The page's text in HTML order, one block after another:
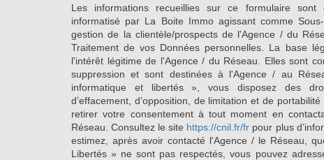
Les informations recueillies sur ce formulaire sont
informatisé par La Boite Immo agissant comme
gestion de la clientèle/prospects de l'Agence / du
Traitement de vos Données personnelles. La base
l'intérêt légitime de l'Agence / du Réseau. Elles sont
suppression et sont destinées à l'Agence / au
informatique et libertés », vous disposez des
d’effacement, d’opposition, de limitation et de
retirer votre consentement à tout moment en
Réseau. Consultez le site https://cnil.fr/fr pour plus
estimez, après avoir contacté l'Agence / le Réseau,
Libertés » ne sont pas respectés, vous pouvez